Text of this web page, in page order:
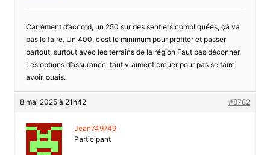
Carrément d’accord, un 250 sur des sentiers compliquées, çà va
pas le faire. Un 400, c’est le minimum pour profiter et passer
partout, surtout avec les terrains de la région Faut pas déconner.
Les options d’assurance, faut vraiment creuer pour pas se faire
avoir, ouais.
8 mai 2025 à 21h42 #8782
Jean749749
Participant